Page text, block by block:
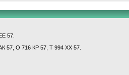
57.
57, О 716 КР 57, Т 994 ХХ 57.